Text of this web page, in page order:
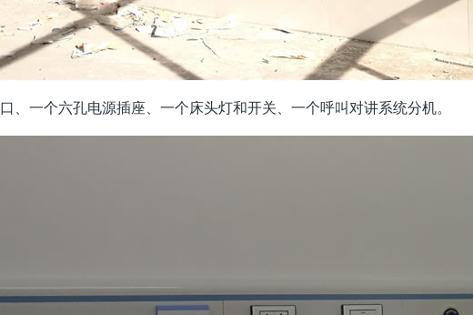
、一个六孔电源插座、一个床头灯和开关、一个呼叫对讲系统分机。